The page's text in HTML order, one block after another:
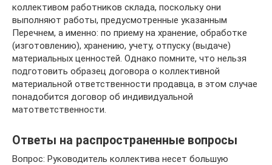
коллективом работников склада, поскольку они
выполняют работы, предусмотренные указанным
Перечнем, а именно: по приему на хранение, обработке
(изготовлению), хранению, учету, отпуску (выдаче)
материальных ценностей. Однако помните, что нельзя
подготовить образец договора о коллективной
материальной ответственности продавца, в этом случае
понадобится договор об индивидуальной
матответственности.
Ответы на распространенные вопросы
Вопрос: Руководитель коллектива несет большую